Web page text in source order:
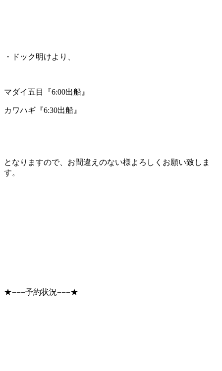
・ドック明けより、
マダイ五目『6:00出船』
カワハギ『6:30出船』
となりますので、お間違えのない様よろしくお願い致しま
す。
★===予約状況===★